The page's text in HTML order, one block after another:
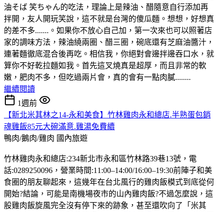
油そば 笑ちゃん的吃法，理論上是辣油、醋隨意自行添加再
拌開，友人開玩笑說，這不就是台灣的傻瓜麵。想想，好想真
的差不多.......。如果你不放心自己加，第一次來也可以照著店
家的調味方法，辣油繞兩圈、醋三圈，碗底還有芝麻油醬汁，
連著麵徹底混合後再吃。相信我，你絕對會邊拌邊吞口水，就
算你不好乾拉麵如我。首先這叉燒真是超厚，而且非常的軟
嫩，肥肉不多，但吃過兩片會，真的會有一點肉膩........
繼續閱讀
1週前
【新北米其林之14-永和美食】竹林雞肉永和總店.半熟蛋包銷
魂雞飯85元大碗滿意.雞湯免費續
鴨肉/鵝肉/雞肉 國內旅遊
竹林雞肉永和總店:234新北市永和區竹林路39巷13號，電
話:0289250096，營業時間:11:00–14:00/16:00–19:30前陣子和美
食圈的朋友聊起來，這幾年在台北風行的雞肉飯模式到底從何
開始?結論，可能是南機場夜市的山內雞肉飯?不過怎麼說，這
股雞肉飯旋風完全沒有停下來的跡象，甚至還吹向了「米其